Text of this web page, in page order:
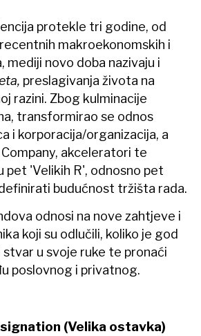
protekle tri godine, od
makroekonomskih i
mediji novo doba nazivaju i
, preslagivanja života na
razini. Zbog kulminacije
transformirao se odnos
i korporacija/organizacija, a
akceleratori te
pet 'Velikih R', odnosno pet
budućnost tržišta rada.
odnosi na nove zahtjeve i
koji su odlučili, koliko je god
u svoje ruke te pronaći
poslovnog i privatnog.
(Velika ostavka)